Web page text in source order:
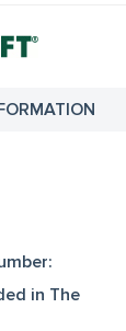
in The